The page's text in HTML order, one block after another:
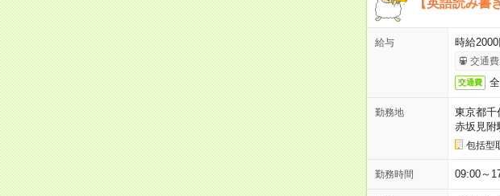
給与 時給2000
交通
交通費
勤務地
東京都千
赤坂見附
包括型
勤務時間 09:00～